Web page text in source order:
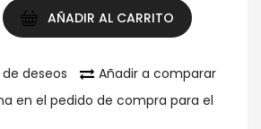
AÑADIR AL CARRITO
deseos
Añadir a comparar
en el pedido de compra para el